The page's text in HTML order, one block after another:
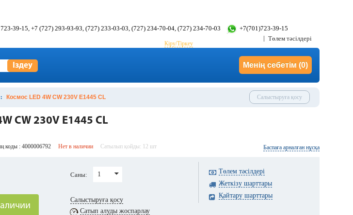
39-15, +7 (727) 293-93-93, (727) 233-03-03, (727) 234-70-04, (727) 234-70-03 +7(701)723-39-15
Кіру/Тіркеу
Төлем тәсілдері
Іздеу Менің себетім (0)
Космос LED 4W CW 230V E1445 CL Салыстыруға қосу
CW 230V E1445 CL
коды : 4000006792 Нет в наличии Сатылып қойды: 12 шт Баспаға арналған нұсқа
Саны: 1
Салыстыруға қосу
Сатып алуды жоспарлау
Төлем тәсілдері
Жеткізу шарттары
Қайтару шарттары